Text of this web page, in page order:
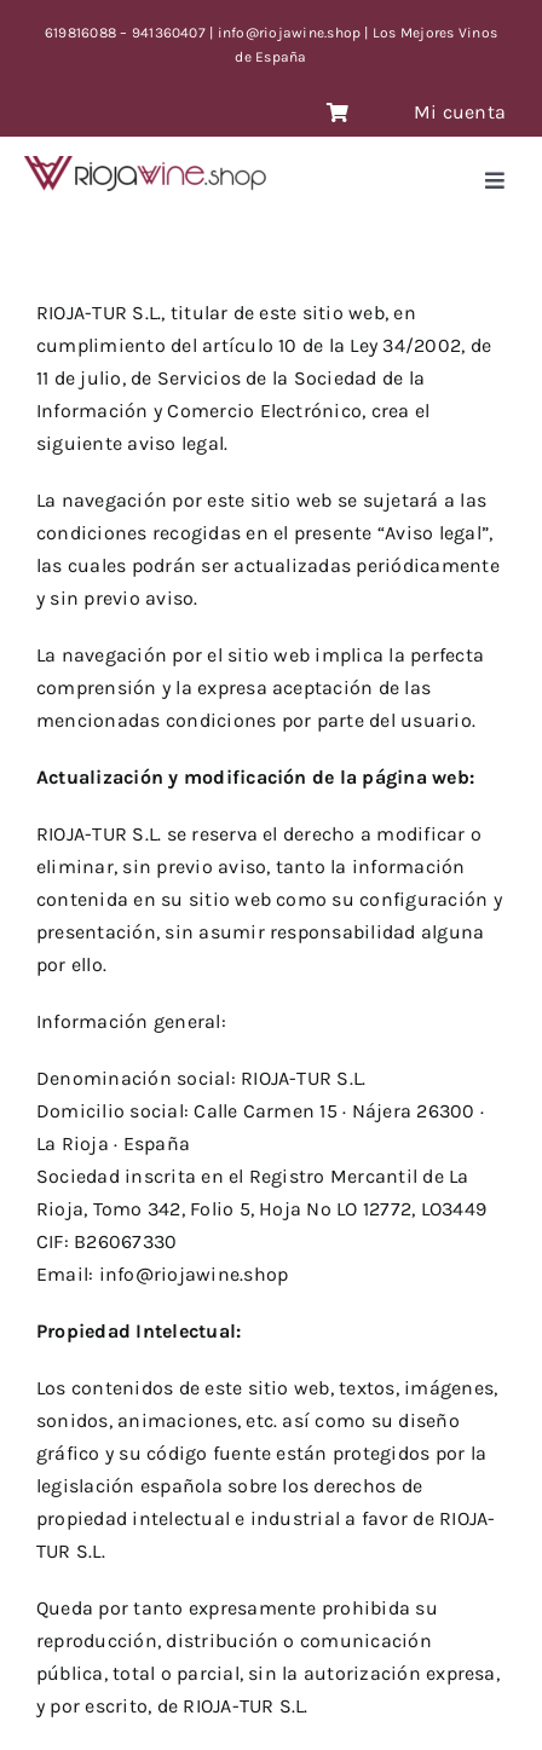
619816088 – 941360407 | info@riojawine.shop | Los Mejores Vinos
de España
Mi cuenta
VINOS OFERTA CON TIEMPO LIMITE
BLOG
RIOJA-TUR S.L., titular de este sitio web, en
cumplimiento del artículo 10 de la Ley 34/2002, de
11 de julio, de Servicios de la Sociedad de la
Información y Comercio Electrónico, crea el
siguiente aviso legal.
La navegación por este sitio web se sujetará a las
condiciones recogidas en el presente “Aviso legal”,
las cuales podrán ser actualizadas periódicamente
y sin previo aviso.
La navegación por el sitio web implica la perfecta
comprensión y la expresa aceptación de las
mencionadas condiciones por parte del usuario.
Actualización y modificación de la página web:
RIOJA-TUR S.L. se reserva el derecho a modificar o
eliminar, sin previo aviso, tanto la información
contenida en su sitio web como su configuración y
presentación, sin asumir responsabilidad alguna
por ello.
Información general:
Denominación social: RIOJA-TUR S.L.
Domicilio social: Calle Carmen 15 · Nájera 26300 ·
La Rioja · España
Sociedad inscrita en el Registro Mercantil de La
Rioja, Tomo 342, Folio 5, Hoja Nº LO 12772, LO3449
CIF: B26067330
Email: info@riojawine.shop
Propiedad Intelectual:
Los contenidos de este sitio web, textos, imágenes,
sonidos, animaciones, etc. así como su diseño
gráfico y su código fuente están protegidos por la
legislación española sobre los derechos de
propiedad intelectual e industrial a favor de RIOJA-
TUR S.L.
Queda por tanto expresamente prohibida su
reproducción, distribución o comunicación
pública, total o parcial, sin la autorización expresa,
y por escrito, de RIOJA-TUR S.L.